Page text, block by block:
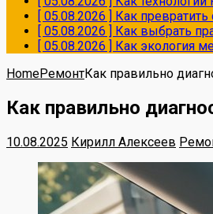
[ 05.08.2026 ] Как
[ 05.08.2026 ] Как выбрать
[ 05.08.2026 ] Как экология
HomeРемонтКак правильно
Как правильно
10.08.2025 Кирилл Алексеев